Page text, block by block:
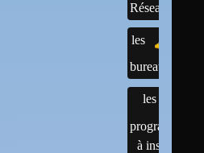
Réseaux
les
bureaux
les
programmes
à installer